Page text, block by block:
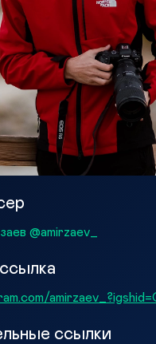
@amirzaev_
ссылки